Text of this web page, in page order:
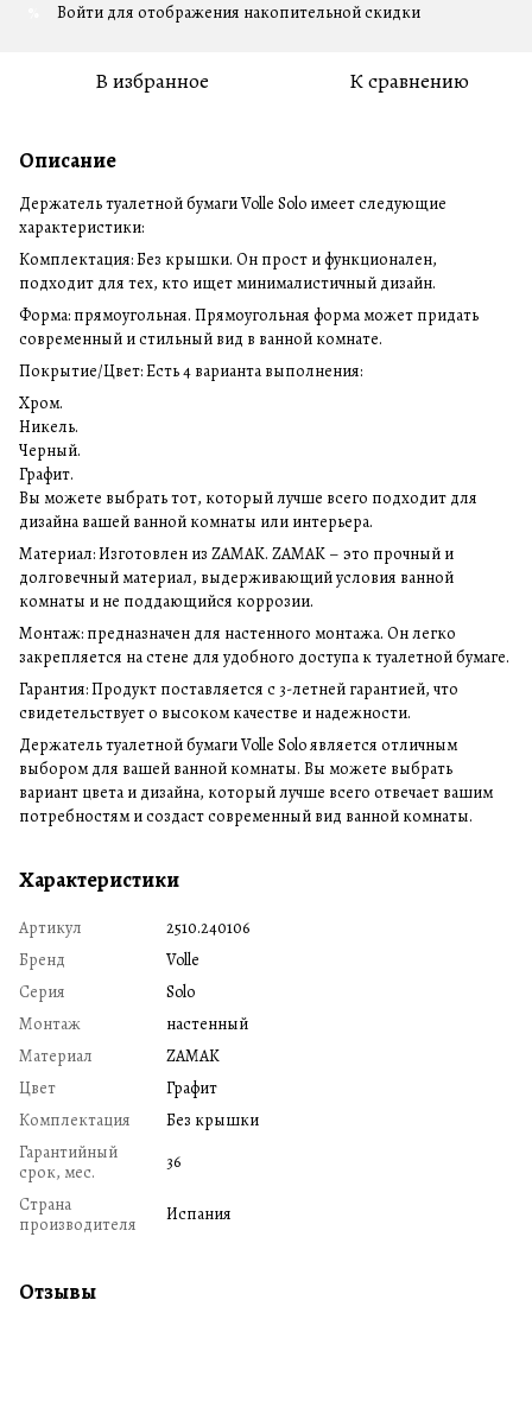
Войти для отображения накопительной скидки
В избранное К сравнению
Описание
Держатель туалетной бумаги Volle Solo имеет следующие
характеристики:
Комплектация: Без крышки. Он прост и функционален,
подходит для тех, кто ищет минималистичный дизайн.
Форма: прямоугольная. Прямоугольная форма может придать
современный и стильный вид в ванной комнате.
Покрытие/Цвет: Есть 4 варианта выполнения:
Хром.
Никель.
Черный.
Графит.
Вы можете выбрать тот, который лучше всего подходит для
дизайна вашей ванной комнаты или интерьера.
Материал: Изготовлен из ZAMAK. ZAMAK – это прочный и
долговечный материал, выдерживающий условия ванной
комнаты и не поддающийся коррозии.
Монтаж: предназначен для настенного монтажа. Он легко
закрепляется на стене для удобного доступа к туалетной бумаге.
Гарантия: Продукт поставляется с 3-летней гарантией, что
свидетельствует о высоком качестве и надежности.
Держатель туалетной бумаги Volle Solo является отличным
выбором для вашей ванной комнаты. Вы можете выбрать
вариант цвета и дизайна, который лучше всего отвечает вашим
потребностям и создаст современный вид ванной комнаты.
Характеристики
Артикул
2510.240106
Бренд
Volle
Серия
Solo
Монтаж
настенный
Материал
ZAMAK
Цвет
Графит
Комплектация
Без крышки
Гарантийный
срок, мес.
36
Страна
производителя
Испания
Отзывы